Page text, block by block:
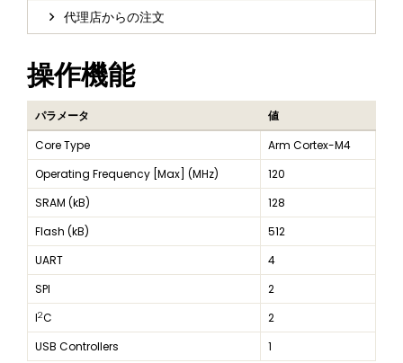
代理店からの注文
操作機能
パラメータ
値
Core Type
Arm Cortex-M4
Operating Frequency [Max] (MHz)
120
SRAM (kB)
128
Flash (kB)
512
UART
4
SPI
2
I2C
2
USB Controllers
1